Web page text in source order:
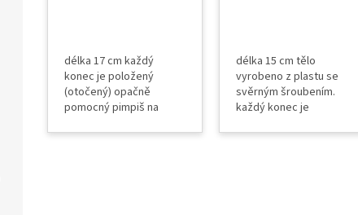
délka 17 cm každý
konec je položený
(otočený) opačně
pomocný pimpiš na
gumy oken a dveří
délka 15 cm tělo
vyrobeno z plastu se
svěrným šroubením.
každý konec je
opačně pomocný pimpiš